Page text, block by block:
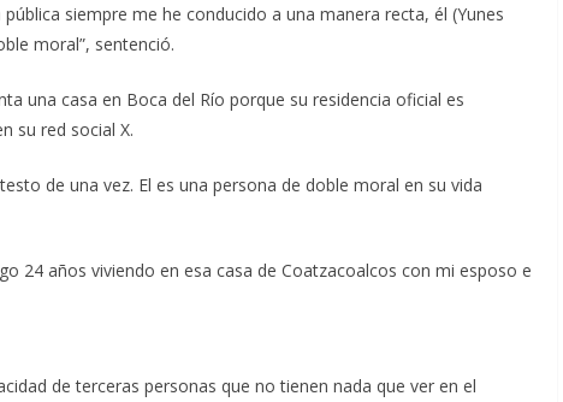
siempre me he conducido a una manera recta, él (Yunes
moral”, sentenció.
una casa en Boca del Río porque su residencia oficial es
su red social X.
de una vez. El es una persona de doble moral en su vida
24 años viviendo en esa casa de Coatzacoalcos con mi esposo e
de terceras personas que no tienen nada que ver en el